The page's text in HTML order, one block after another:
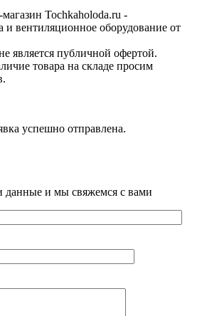
Tochkaholoda.ru -
и вентиляционное оборудование от
является публичной офертой.
товара на складе просим
успешно отправлена.
данные и мы свяжемся с вами